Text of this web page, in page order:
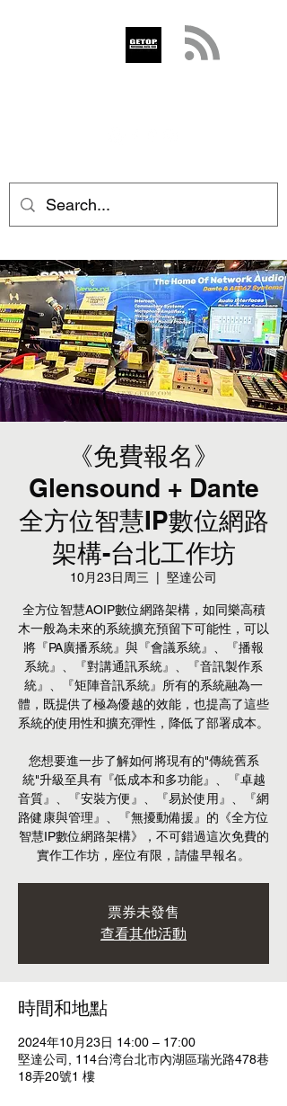
《免費報名》
Glensound + Dante
全方位智慧IP數位網路
架構-台北工作坊
10月23日周三 堅達公司
全方位智慧AOIP數位網路架構，如同樂高積
木一般為未來的系統擴充預留下可能性，可以
將『PA廣播系統』與『會議系統』、『播報
系統』、『對講通訊系統』、『音訊製作系
統』、『矩陣音訊系統』所有的系統融為一
體，既提供了極為優越的效能，也提高了這些
系統的使用性和擴充彈性，降低了部署成本。
您想要進一步了解如何將現有的"傳統舊系
統"升級至具有『低成本和多功能』、『卓越
音質』、『安裝方便』、『易於使用』、『網
路健康與管理』、『無擾動備援』的《全方位
智慧IP數位網路架構》，不可錯過這次免費的
票券未發售
查看其他活動
時間和地點
2024年10月23日 14:00 – 17:00
堅達公司, 114台湾台北市內湖區瑞光路478巷
18弄20號1 樓